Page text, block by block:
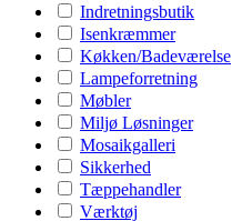
Indretningsbutik
Isenkræmmer
Køkken/Badeværelse
Lampeforretning
Møbler
Miljø Løsninger
Mosaikgalleri
Sikkerhed
Tæppehandler
Værktøj